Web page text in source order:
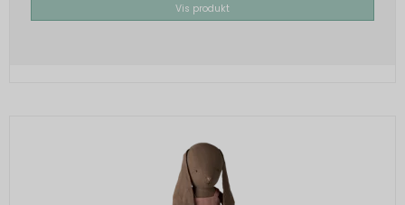
Vis produkt